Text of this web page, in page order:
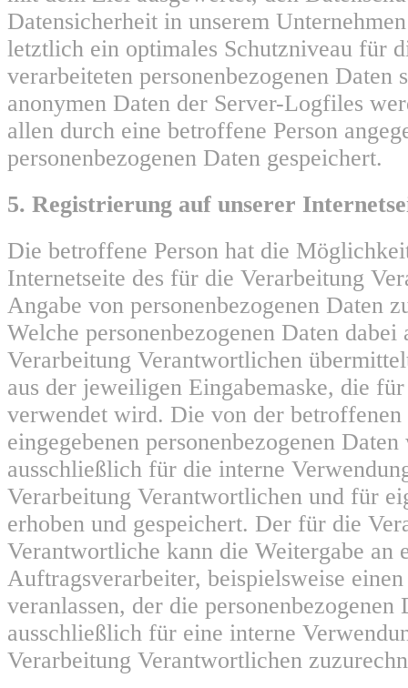
Datensicherheit in unserem
letztlich ein optimales Schutzniveau für
verarbeiteten personenbezogenen Daten
anonymen Daten der Server-Logfiles
allen durch eine betroffene Person
personenbezogenen Daten gespeichert.
5. Registrierung auf unserer
Die betroffene Person hat die
Internetseite des für die Verarbeitung
Angabe von personenbezogenen Daten
Welche personenbezogenen Daten
Verarbeitung Verantwortlichen
aus der jeweiligen Eingabemaske, die
verwendet wird. Die von der betroffenen
eingegebenen personenbezogenen Daten
ausschließlich für die interne
Verarbeitung Verantwortlichen und für
erhoben und gespeichert. Der für die
Verantwortliche kann die Weitergabe an
Auftragsverarbeiter, beispielsweise
veranlassen, der die personenbezogenen
ausschließlich für eine interne
Verarbeitung Verantwortlichen